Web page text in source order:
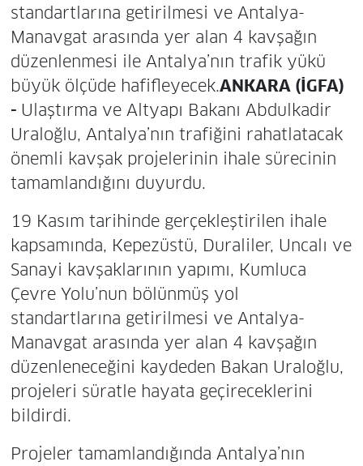
standartlarına getirilmesi ve Antalya-
Manavgat arasında yer alan 4 kavşağın
düzenlenmesi ile Antalya’nın trafik yükü
büyük ölçüde hafifleyecek.ANKARA (İGFA)
- Ulaştırma ve Altyapı Bakanı Abdulkadir
Uraloğlu, Antalya’nın trafiğini rahatlatacak
önemli kavşak projelerinin ihale sürecinin
tamamlandığını duyurdu.
19 Kasım tarihinde gerçekleştirilen ihale
kapsamında, Kepezüstü, Duraliler, Uncalı ve
Sanayi kavşaklarının yapımı, Kumluca
Çevre Yolu’nun bölünmüş yol
standartlarına getirilmesi ve Antalya-
Manavgat arasında yer alan 4 kavşağın
düzenleneceğini kaydeden Bakan Uraloğlu,
projeleri süratle hayata geçireceklerini
bildirdi.
Projeler tamamlandığında Antalya’nın